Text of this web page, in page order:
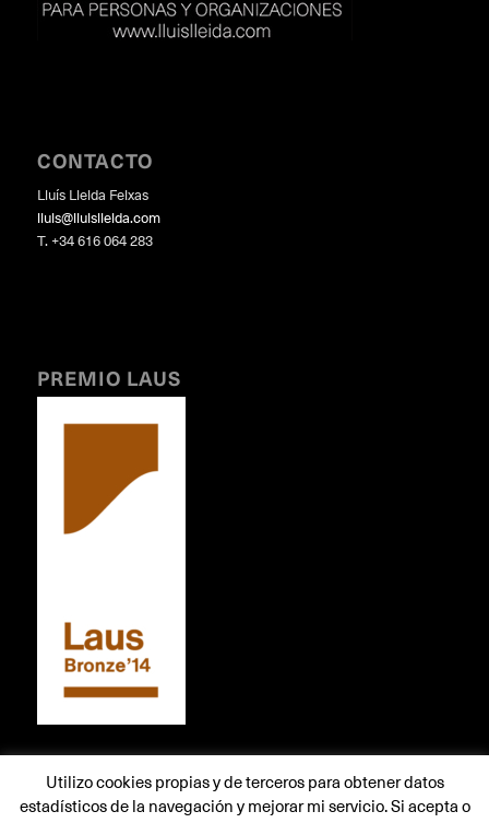
CONTACTO
Lluís Lleida Feixas
lluis@lluislleida.com
T. +34 616 064 283
PREMIO LAUS
Utilizo cookies propias y de terceros para obtener datos
estadísticos de la navegación y mejorar mi servicio. Si acepta o